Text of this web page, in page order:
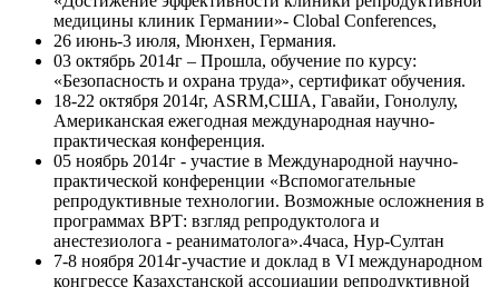
медицины клиник Германии»- Сlobal Conferences,
26 июнь-3 июля, Мюнхен, Германия.
03 октябрь 2014г – Прошла, обучение по курсу:
«Безопасность и охрана труда», сертификат обучения.
18-22 октября 2014г, ASRM,США, Гавайи, Гонолулу,
Американская ежегодная международная научно-
практическая конференция.
05 ноябрь 2014г - участие в Международной научно-
практической конференции «Вспомогательные
репродуктивные технологии. Возможные осложнения в
программах ВРТ: взгляд репродуктолога и
анестезиолога - реаниматолога».4часа, Нур-Султан
7-8 ноября 2014г-участие и доклад в VI международном
конгрессе Казахстанской ассоциации репродуктивной